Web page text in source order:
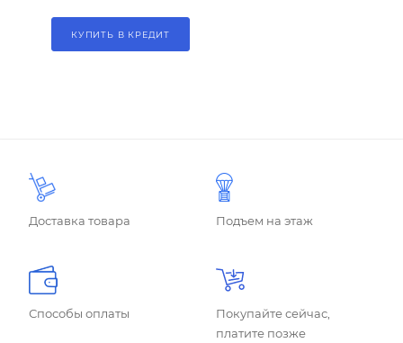
КУПИТЬ В КРЕДИТ
Доставка товара Подъем на этаж
Способы оплаты
Покупайте сейчас,
платите позже